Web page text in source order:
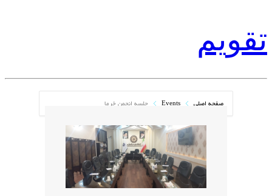
تقویم
صفحه اصلی Events ﺟﻠﺴﻪ ﺍﻧﺠﻤﻦ ﺧﺮﻣﺎ